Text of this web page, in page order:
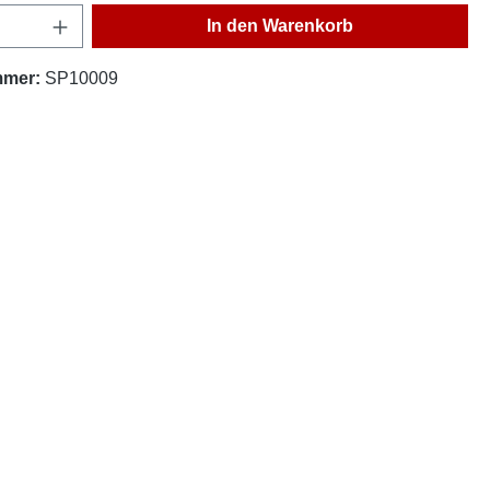
Anzahl: Gib den gewünschten Wert ein
In den Warenkorb
SP10009